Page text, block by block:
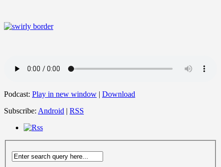
Podcast: Play in new window | Download
Subscribe: Android | RSS